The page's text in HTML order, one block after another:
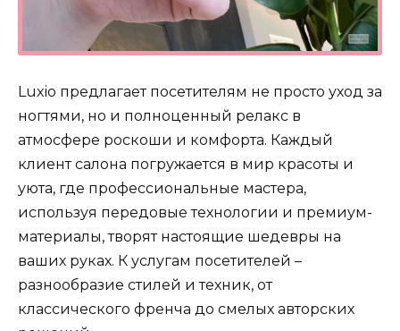
Luxio предлагает посетителям не просто уход за
ногтями, но и полноценный релакс в
атмосфере роскоши и комфорта. Каждый
клиент салона погружается в мир красоты и
уюта, где профессиональные мастера,
используя передовые технологии и премиум-
материалы, творят настоящие шедевры на
ваших руках. К услугам посетителей –
разнообразие стилей и техник, от
классического френча до смелых авторских